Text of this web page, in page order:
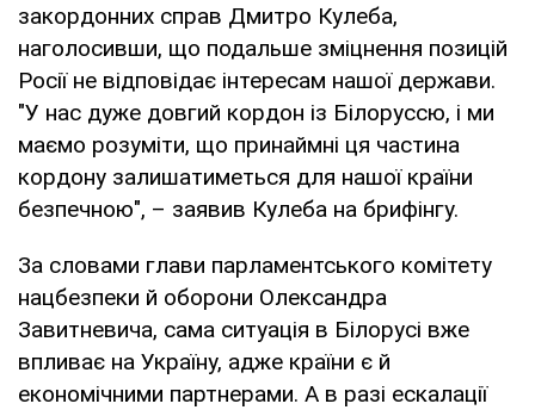
закордонних справ Дмитро Кулеба,
наголосивши, що подальше зміцнення позицій
Росії не відповідає інтересам нашої держави.
"У нас дуже довгий кордон із Білоруссю, і ми
маємо розуміти, що принаймні ця частина
кордону залишатиметься для нашої країни
безпечною", – заявив Кулеба на брифінгу.
За словами глави парламентського комітету
нацбезпеки й оборони Олександра
Завитневича, сама ситуація в Білорусі вже
впливає на Україну, адже країни є й
економічними партнерами. А в разі ескалації